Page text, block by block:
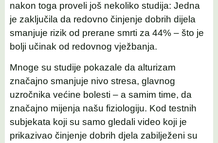
nakon toga proveli još nekoliko studija: Jedna
je zaključila da redovno činjenje dobrih dijela
smanjuje rizik od prerane smrti za 44% – što je
bolji učinak od redovnog vježbanja.
Mnoge su studije pokazale da alturizam
značajno smanjuje nivo stresa, glavnog
uzročnika većine bolesti – a samim time, da
značajno mijenja našu fiziologiju. Kod testnih
subjekata koji su samo gledali video koji je
prikazivao činjenje dobrih djela zabilježeni su